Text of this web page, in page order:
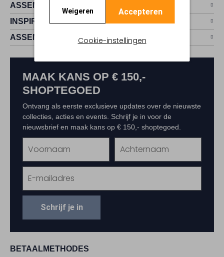
Weigeren Accepteren
Cookie-instellingen
ASSEMVIP
INSPIRATIE
ASSEM
BETAALMETHODES
MAAK KANS OP € 150,-
SHOPTEGOED
Ontvang als eerste exclusieve updates over de nieuwste
collecties, acties en events. Schrijf je in voor de
nieuwsbrief en maak kans op € 150,- shoptegoed.
Schrijf je in